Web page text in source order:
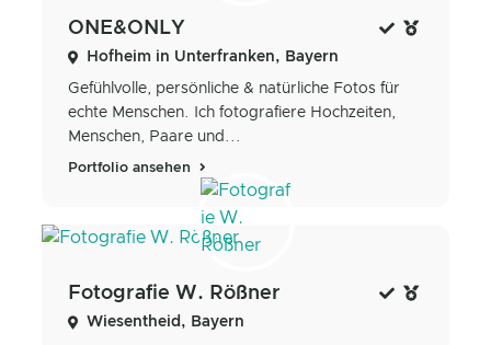
ONE&ONLY
Hofheim in Unterfranken, Bayern
Gefühlvolle, persönliche & natürliche Fotos für
echte Menschen. Ich fotografiere Hochzeiten,
Menschen, Paare und...
Portfolio ansehen
Fotografie W. Rößner
Wiesentheid, Bayern